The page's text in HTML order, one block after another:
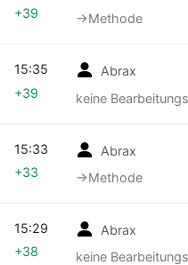
→‎Methode
+39
Abrax
keine
15:35
+39
Abrax
→‎Methode
15:33
+33
Abrax
keine
15:29
+38